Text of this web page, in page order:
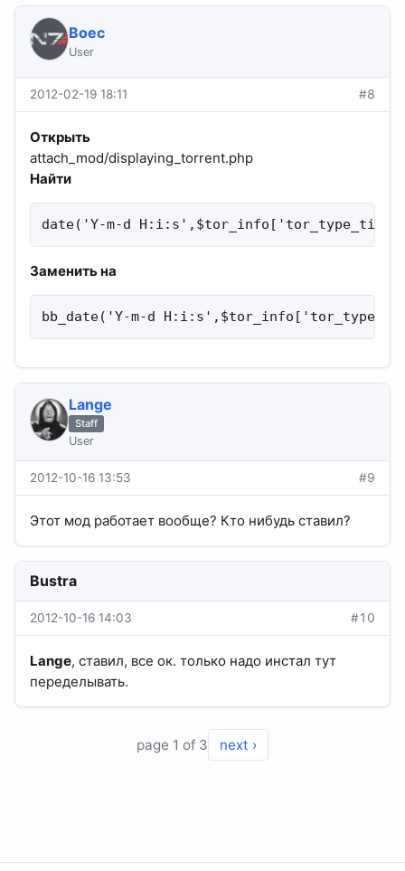
Boec
User
2012-02-19 18:11 #8
Открыть
attach_mod/displaying_torrent.php
Найти
date('Y-m-d
Заменить на
bb_date('Y-m-d
Lange
Staff
User
2012-10-16 13:53 #9
Этот мод работает вообще? Кто нибудь ставил?
Bustra
2012-10-16 14:03 #10
Lange, ставил, все ок. только надо инстал тут
переделывать.
page 1 of 3 next ›